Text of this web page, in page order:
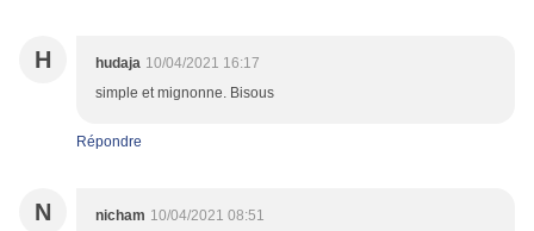
H hudaja 10/04/2021 16:17
simple et mignonne. Bisous
Répondre
N nicham 10/04/2021 08:51